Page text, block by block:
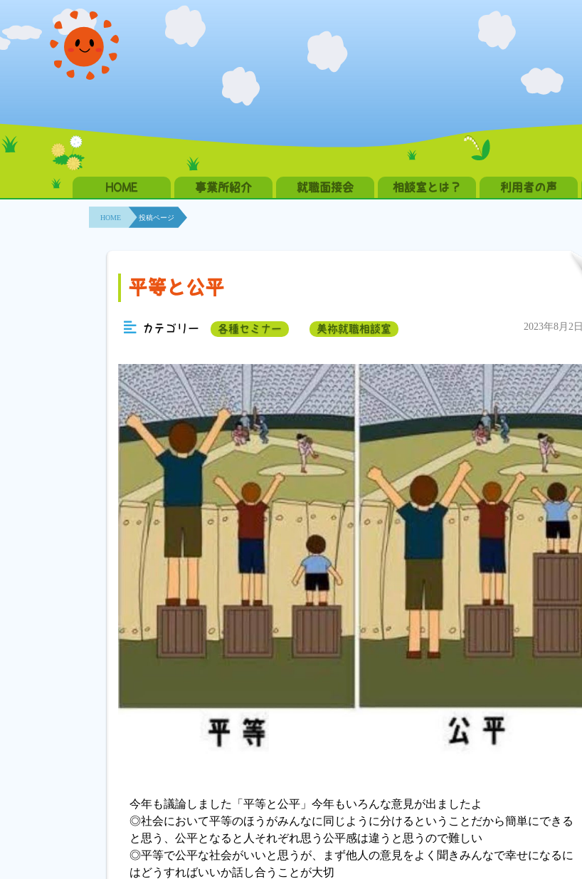
HOME 事業所紹介 就職面接会 相談室とは？ 利用者の声
HOME 投稿ページ
平等と公平
カテゴリー 各種セミナー 美祢就職相談室 2023年8月2日
今年も議論しました「平等と公平」今年もいろんな意見が出ましたよ
◎社会において平等のほうがみんなに同じように分けるということだから簡単にできる
と思う、公平となると人それぞれ思う公平感は違うと思うので難しい
◎平等で公平な社会がいいと思うが、まず他人の意見をよく聞きみんなで幸せになるに
はどうすればいいか話し合うことが大切